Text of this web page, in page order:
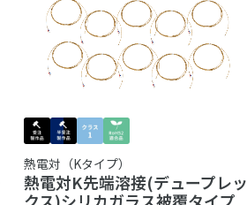
熱電対（Kタイプ）
熱電対K先端溶接(デュープレッ